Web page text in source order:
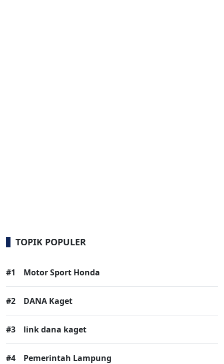
TOPIK POPULER
#1 Motor Sport Honda
#2 DANA Kaget
#3 link dana kaget
#4 Pemerintah Lampung